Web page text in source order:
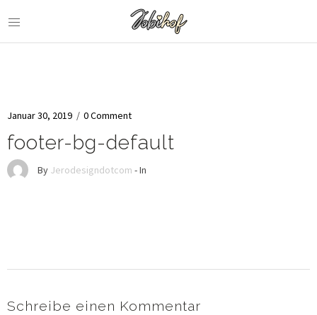
Januar 30, 2019 / 0 Comment
footer-bg-default
By Jerodesigndotcom - In
Schreibe einen Kommentar